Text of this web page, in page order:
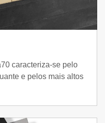
caracteriza-se pelo
e pelos mais altos